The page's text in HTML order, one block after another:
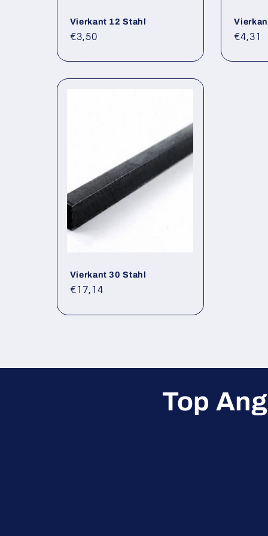
Vierkant 12 Stahl
Normaler
€3,50 €4,31
Vierkant 30 Stahl
Normaler
€17,14
Top